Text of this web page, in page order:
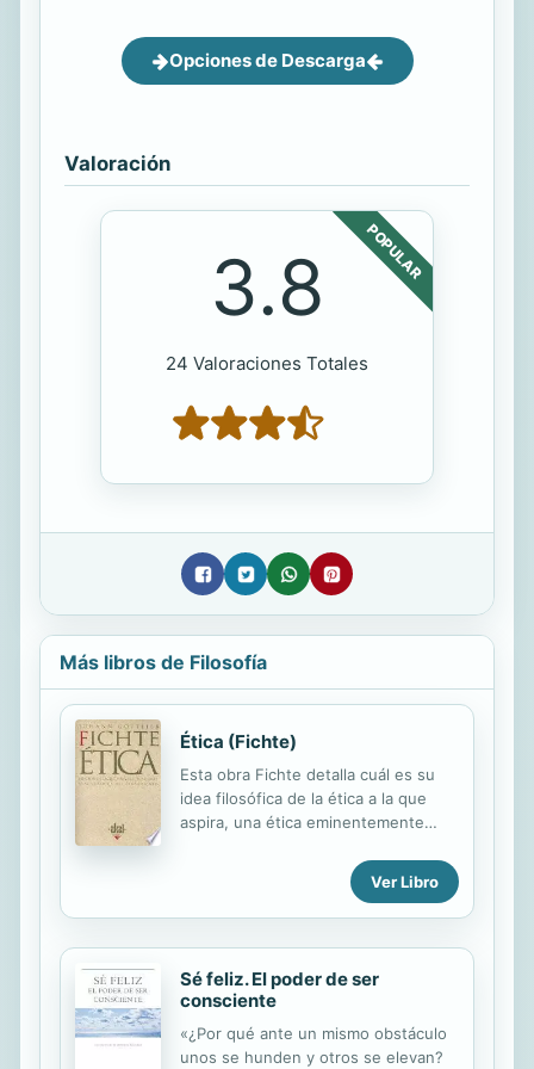
Opciones de Descarga
Valoración
POPULAR
3.8
24 Valoraciones Totales
Más libros de Filosofía
Ética (Fichte)
Esta obra Fichte detalla cuál es su
idea filosófica de la ética a la que
aspira, una ética eminentemente
mismo tiempo, Se trata de uno de los
últimos productos de la filosofía
trascendental del idealismo alemán.
Ver Libro
Sé feliz. El poder de ser
consciente
«¿Por qué ante un mismo obstáculo
unos se hunden y otros se elevan?